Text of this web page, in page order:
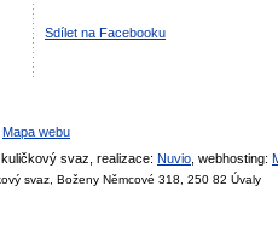
Sdílet na Facebooku
Mapa webu
svaz, realizace: Nuvio , webhosting:
svaz, Boženy Němcové 318, 250 82 Úvaly